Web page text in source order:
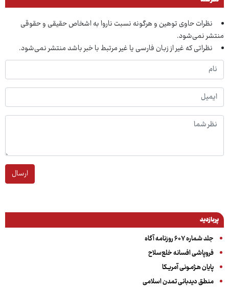
نظرات حاوی توهین و هرگونه نسبت ناروا به اشخاص حقیقی و حقوقی
منتشر نمی‌شود.
نظراتی که غیر از زبان فارسی یا غیر مرتبط با خبر باشد منتشر نمی‌شود.
ارسال
پربازدید
جلد شماره ۶۰۷ روزنامه آگاه
فروپاشی افسانه خلع‌سلاح
پایان هـژمـونی آمریـکا
منطق دیدبانی تمدن اسلامی